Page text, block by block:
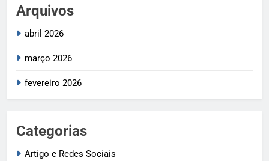
Arquivos
abril 2026
março 2026
fevereiro 2026
Categorias
Artigo e Redes Sociais